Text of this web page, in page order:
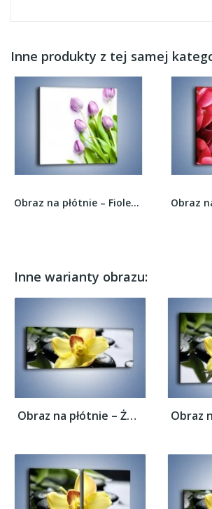
Inne produkty z tej samej
Obraz na płótnie – Fioletowe piękno z tulipanem...
Inne warianty obrazu:
Obraz na płótnie – Żółty kwiat na mokrych...